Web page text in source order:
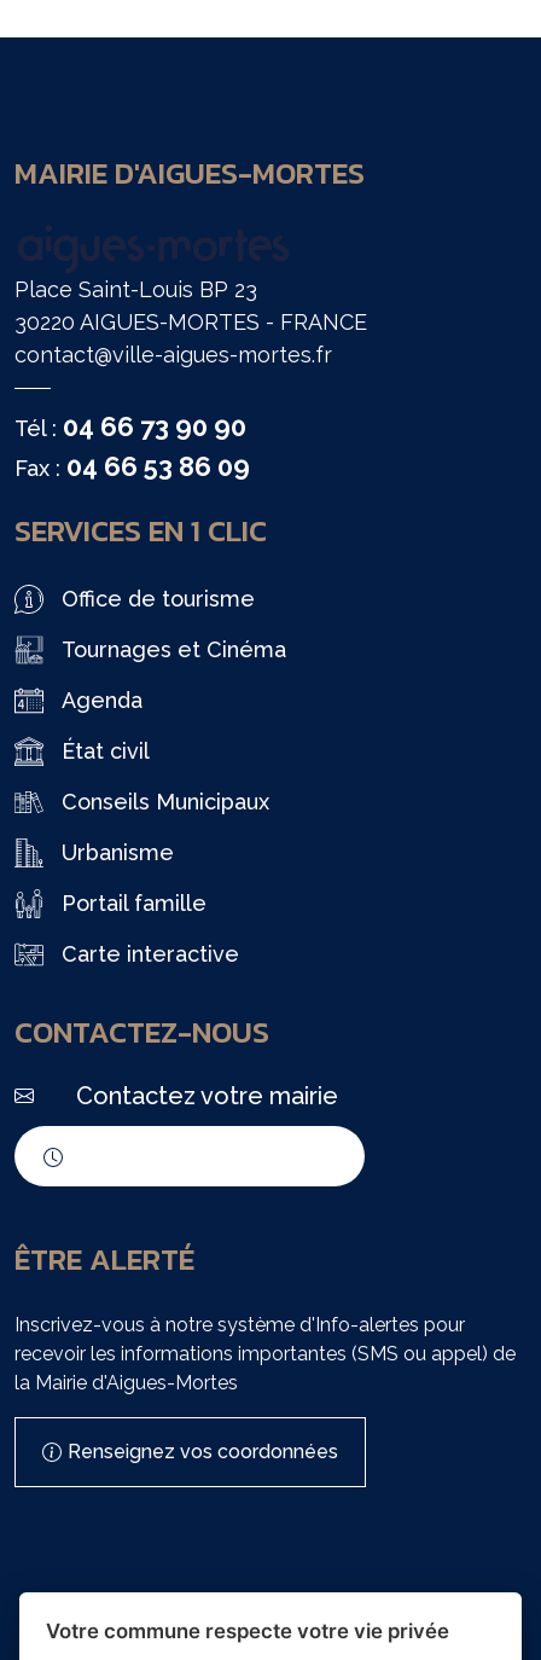
MAIRIE D'AIGUES-MORTES
Place Saint-Louis BP 23
30220 AIGUES-MORTES - FRANCE
contact@ville-aigues-mortes.fr
Tél : 04 66 73 90 90
Fax : 04 66 53 86 09
SERVICES EN 1 CLIC
Office de tourisme
Tournages et Cinéma
Agenda
État civil
Conseils Municipaux
Urbanisme
Portail famille
Carte interactive
CONTACTEZ-NOUS
Contactez votre mairie
ÊTRE ALERTÉ
Inscrivez-vous à notre système d'Info-alertes pour
recevoir les informations importantes (SMS ou appel) de
la Mairie d'Aigues-Mortes
Renseignez vos coordonnées
Votre commune respecte votre vie privée